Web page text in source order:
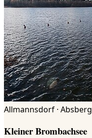
Allmannsdorf · Absberg
Kleiner Brombachsee